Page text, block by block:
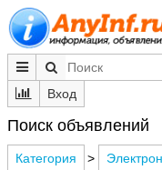
Вход
Поиск объявлений
Категория >